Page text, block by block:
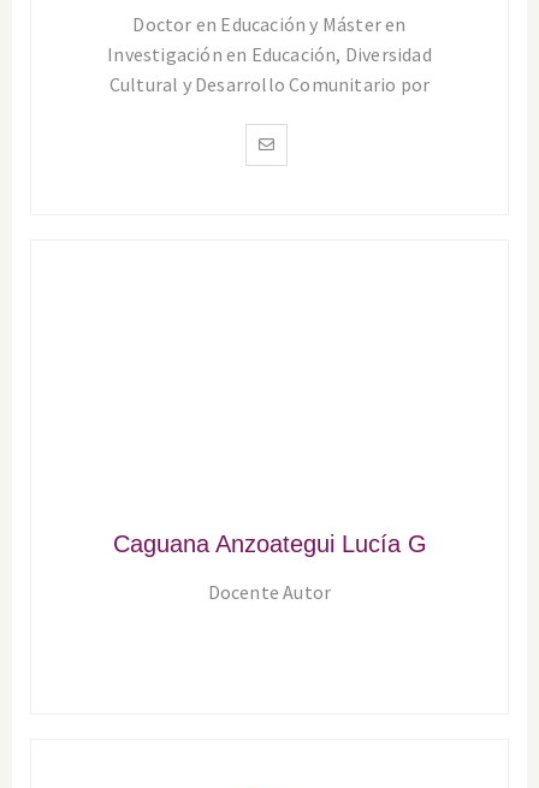
Doctor en Educación y Máster en
Investigación en Educación, Diversidad
Cultural y Desarrollo Comunitario por
Caguana Anzoategui Lucía G
Docente Autor